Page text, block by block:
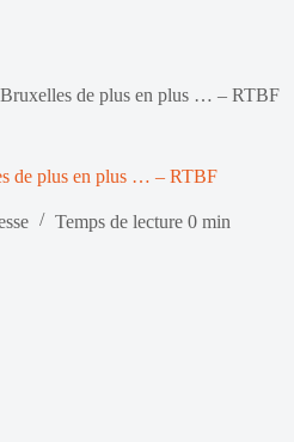
Bruxelles de plus en plus … – RTBF
de plus en plus … – RTBF
Temps de lecture 0 min